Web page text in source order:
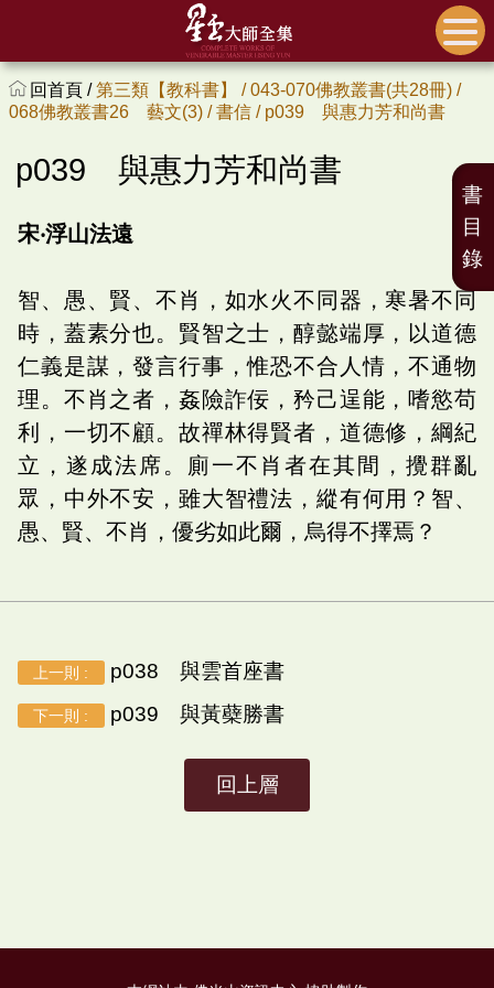
回首頁 /第三類【教科書】 /043-070佛教叢書(共28冊) /
068佛教叢書26 藝文(3) /書信 / p039 與惠力芳和尚書
p039 與惠力芳和尚書
宋‧浮山法遠
智、愚、賢、不肖，如水火不同器，寒暑不同
時，蓋素分也。賢智之士，醇懿端厚，以道德
仁義是謀，發言行事，惟恐不合人情，不通物
理。不肖之者，姦險詐佞，矜己逞能，嗜慾苟
利，一切不顧。故禪林得賢者，道德修，綱紀
立，遂成法席。廁一不肖者在其間，攪群亂
眾，中外不安，雖大智禮法，縱有何用？智、
愚、賢、不肖，優劣如此爾，烏得不擇焉？
上一則 : p038 與雲首座書
下一則 : p039 與黃蘗勝書
回上層
書
目
錄